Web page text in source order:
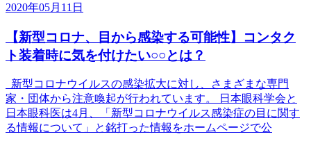
2020年05月11日
【新型コロナ、目から感染する可能性】コンタク
ト装着時に気を付けたい○○とは？
新型コロナウイルスの感染拡大に対し、さまざまな専門
家・団体から注意喚起が行われています。 日本眼科学会と
日本眼科医は4月、「新型コロナウイルス感染症の目に関す
る情報について」と銘打った情報をホームページで公